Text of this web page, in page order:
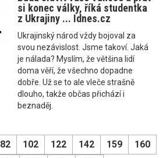
si konec války, říká studentka
z Ukrajiny ... Idnes.cz
Ukrajinský národ vždy bojoval za
svou nezávislost. Jsme takoví. Jaká
je nálada? Myslím, že většina lidí
doma věří, že všechno dopadne
dobře. Už se to ale vleče strašně
dlouho, takže občas přichází i
beznaděj.
82 102 122 142 159
160